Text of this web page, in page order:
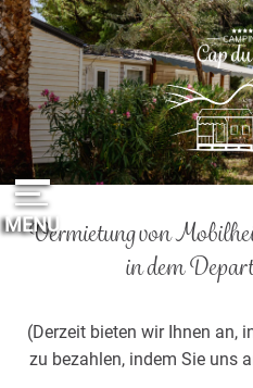
MENU
Vermietung von
in dem
(Derzeit bieten wir Ihnen an,
zu bezahlen, indem Sie uns
Cookie-Einstellungen